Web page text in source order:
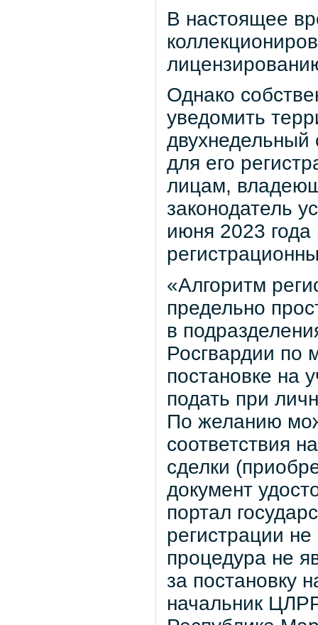
В настоящее
Однако
уведомить
двухнедельный
для его
лицам,
законодатель
июня 2023
«Алгоритм
предельно
в
Росгвардии по
постановке на
подать при
По желанию
соответствия
сделки
документ
портал
регистрации
процедура не
за постановку
начальник